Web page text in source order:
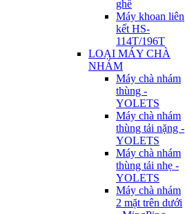
ghế
Máy khoan liên
kết HS-
114T/196T
LOẠI MÁY CHÀ
NHÁM
Máy chà nhám
thùng -
YOLETS
Máy chà nhám
thùng tải nặng -
YOLETS
Máy chà nhám
thùng tải nhẹ -
YOLETS
Máy chà nhám
2 mặt trên dưới